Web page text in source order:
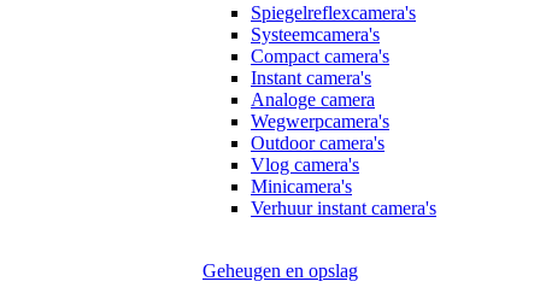
Spiegelreflexcamera's
Systeemcamera's
Compact camera's
Instant camera's
Analoge camera
Wegwerpcamera's
Outdoor camera's
Vlog camera's
Minicamera's
Verhuur instant camera's
Geheugen en opslag